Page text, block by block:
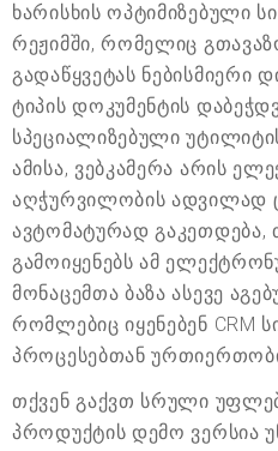
ხარისხის ოპტიმიზებული
რეჟიმში, რომელიც
გადაწყვეტას ნებისმიერი
ტიპის დოკუმენტის
სპეციალიზებული
ამისა, ვებკამერა არის
აღჭურვილობის ადვილად
ავტომატურად გაკეთდება,
გამოიყენებს ამ
მონაცემთა ბაზა ასევე
რომლებიც იყენებენ CRM
პროცესებთან
თქვენ გაქვთ სრული
პროდუქტის დემო ვერსია